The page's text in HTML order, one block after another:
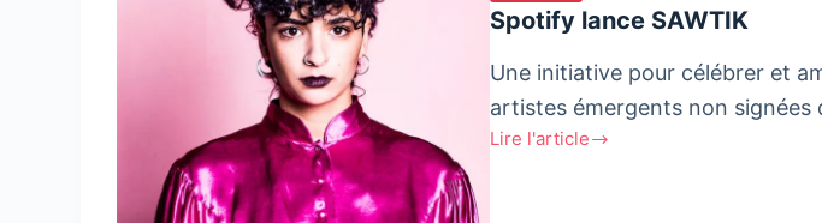
Spotify lance SAWTIK
Une initiative pour célébrer et
artistes émergents non signées
Lire l'article
Spotify